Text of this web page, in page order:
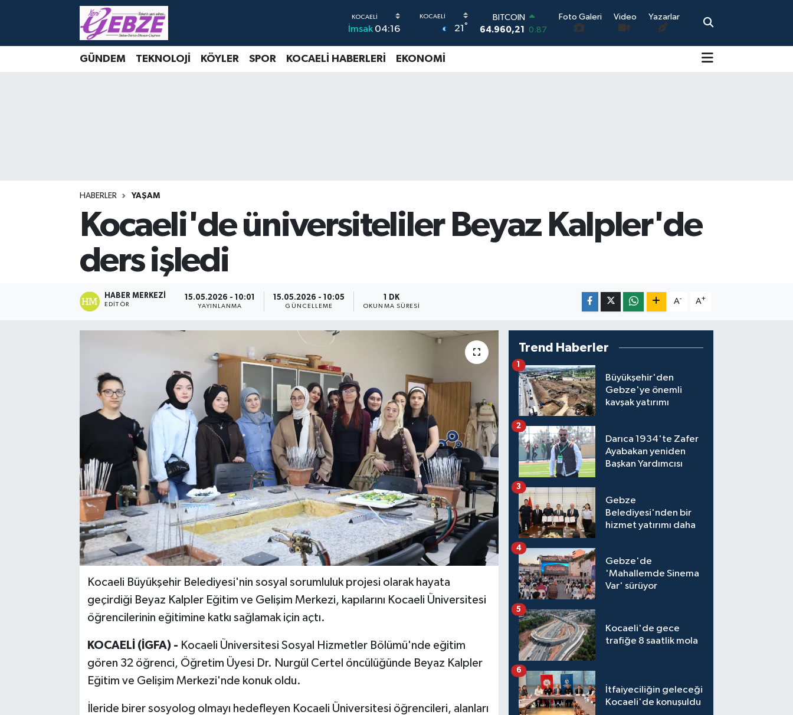
İmsak 04:16 21 °
BITCOIN
64.960,21 0.87
Foto Galeri Video Yazarlar
GÜNDEM TEKNOLOJİ KÖYLER SPOR KOCAELİ HABERLERİ EKONOMİ
HABERLER YAŞAM
Kocaeli'de üniversiteliler Beyaz Kalpler'de
ders işledi
HABER MERKEZI
EDITÖR
15.05.2026 - 10:01
YAYINLANMA
15.05.2026 - 10:05
GÜNCELLEME
1 DK
OKUNMA SÜRESI
A- A+
Kocaeli Büyükşehir Belediyesi'nin sosyal sorumluluk projesi olarak hayata
geçirdiği Beyaz Kalpler Eğitim ve Gelişim Merkezi, kapılarını Kocaeli Üniversitesi
öğrencilerinin eğitimine katkı sağlamak için açtı.
KOCAELİ (İGFA) - Kocaeli Üniversitesi Sosyal Hizmetler Bölümü'nde eğitim
gören 32 öğrenci, Öğretim Üyesi Dr. Nurgül Certel öncülüğünde Beyaz Kalpler
Eğitim ve Gelişim Merkezi'nde konuk oldu.
İleride birer sosyolog olmayı hedefleyen Kocaeli Üniversitesi öğrencileri, alanları
Trend Haberler
Büyükşehir'den
Gebze'ye önemli
kavşak yatırımı
1
Darıca 1934'te Zafer
Ayabakan yeniden
Başkan Yardımcısı
2
Gebze
Belediyesi'nden bir
hizmet yatırımı daha
3
Gebze'de
'Mahallemde Sinema
Var' sürüyor
4
Kocaeli'de gece
trafiğe 8 saatlik mola
5
İtfaiyeciliğin geleceği
Kocaeli'de konuşuldu
6
Nöbetçi Eczaneler
Tüm Manşetler
Son Dakika Haberleri
Haber Arşivi